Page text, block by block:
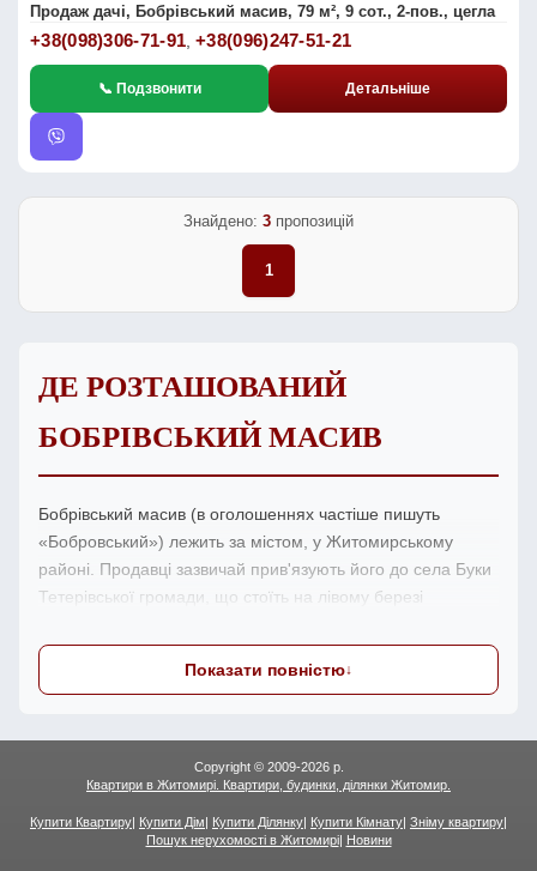
Продаж дачі, Бобрівський масив, 79 м², 9 сот., 2-пов., цегла
+38(098)306-71-91 ,+38(096)247-51-21
📞 Подзвонити Детальніше
Знайдено: 3 пропозицій
1
ДЕ РОЗТАШОВАНИЙ
БОБРІВСЬКИЙ МАСИВ
Бобрівський масив (в оголошеннях частіше пишуть
«Бобровський») лежить за містом, у Житомирському
районі. Продавці зазвичай прив'язують його до села Буки
Тетерівської громади, що стоїть на лівому березі
заміська дачна забудова серед лісистої місцевості, а не
котеджне містечко з асфальтом до кожної хвіртки.
поділ на сектори чи окремі товариства всередині одного
саме частину йдеться і як до неї дістатися. Транспортна
Показати повністю
Copyright © 2009-2026 р.
Квартири в Житомирі. Квартири, будинки, ділянки Житомир.
Купити Квартиру| Купити Дім| Купити Ділянку| Купити Кімнату| Зніму квартиру|
Пошук нерухомості в Житомирі| Новини